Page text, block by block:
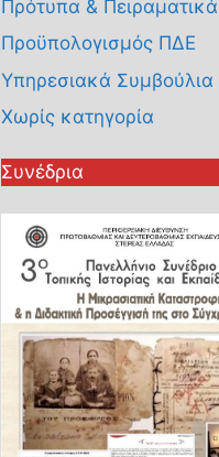
Πρότυπα &
Προϋπολογισμός ΠΔΕ
Υπηρεσιακά Συμβούλια
Χωρίς κατηγορία
Συνέδρια